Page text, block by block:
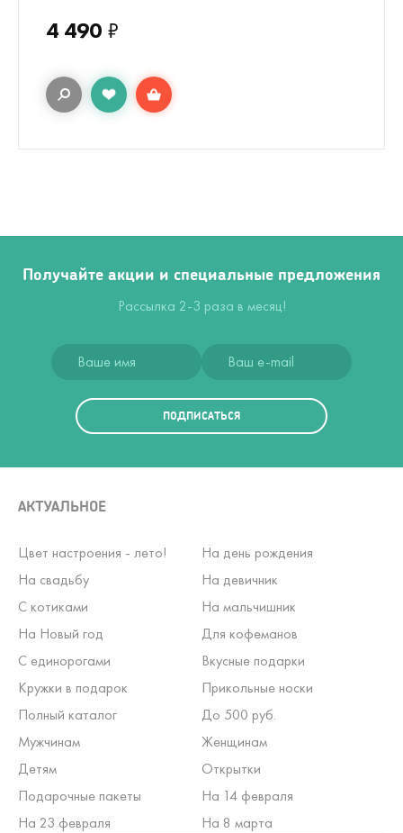
4 490 ₽
Получайте акции и специальные предложения
Рассылка 2-3 раза в месяц!
ПОДПИСАТЬСЯ
АКТУАЛЬНОЕ
Цвет настроения - лето!
На день рождения
На свадьбу
На девичник
С котиками
На мальчишник
На Новый год
Для кофеманов
С единорогами
Вкусные подарки
Кружки в подарок
Прикольные носки
Полный каталог
До 500 руб.
Мужчинам
Женщинам
Детям
Открытки
Подарочные пакеты
На 14 февраля
На 23 февраля
На 8 марта